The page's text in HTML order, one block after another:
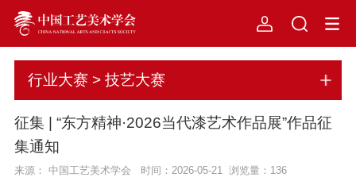
行业大赛 > 技艺大赛
征集 | “东方精神·2026当代漆艺术作品展”作品征
集通知
来源： 中国工艺美术学会 时间：2026-05-21 浏览量： 136